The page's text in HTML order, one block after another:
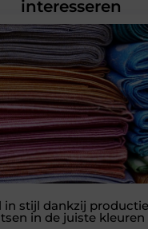
interesseren
in stijl dankzij
in de juiste kleuren